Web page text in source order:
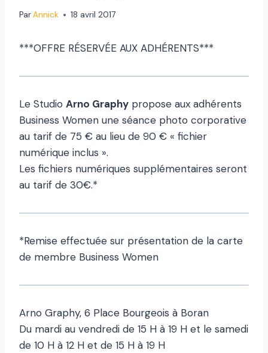
ParAnnick 18 avril 2017
***OFFRE RÉSERVÉE AUX ADHÉRENTS***
Le Studio Arno Graphy propose aux adhérents
Business Women une séance photo corporative
au tarif de 75 € au lieu de 90 € « fichier
numérique inclus ».
Les fichiers numériques supplémentaires seront
au tarif de 30€.*
*Remise effectuée sur présentation de la carte
de membre Business Women
Arno Graphy, 6 Place Bourgeois à Boran
Du mardi au vendredi de 15 H à 19 H et le samedi
de 10 H à 12 H et de 15 H à 19 H